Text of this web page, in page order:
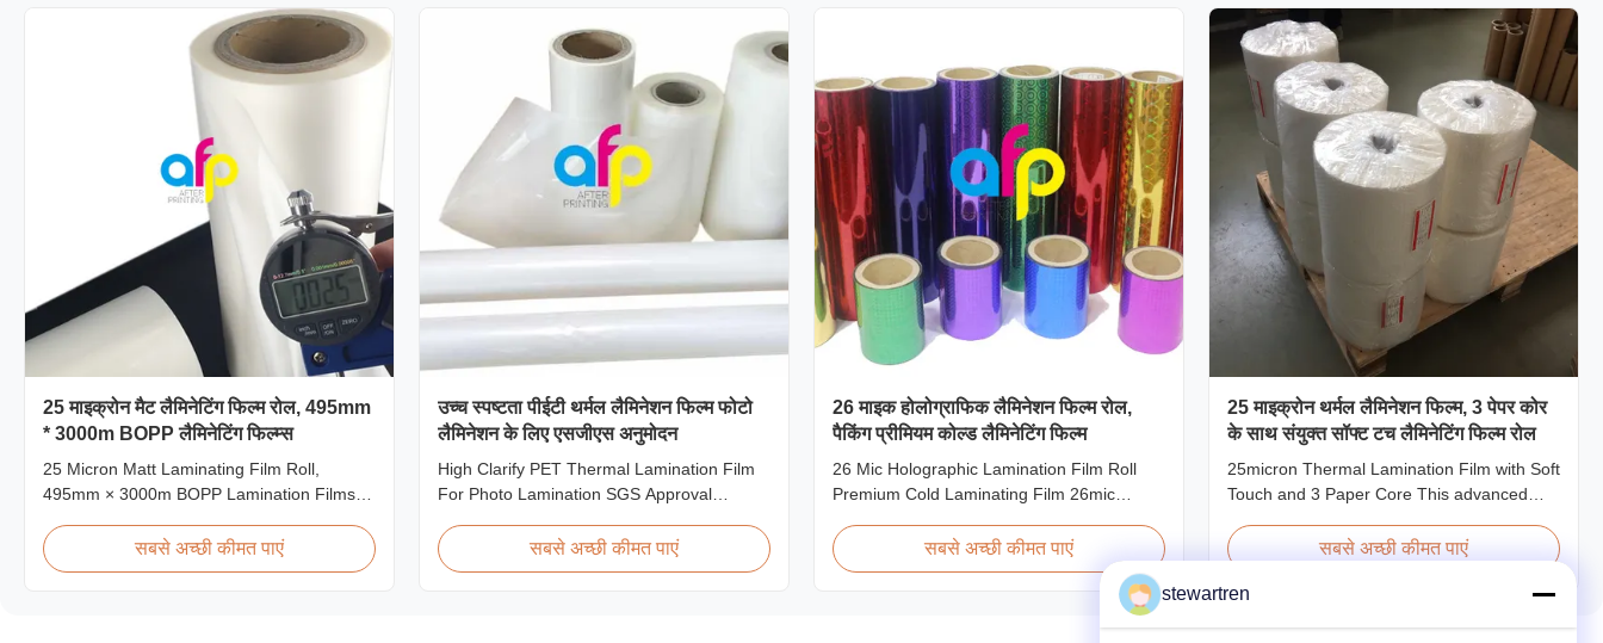
biaxially oriented polypropylene, is the base
film that ...
25 माइक्रोन मैट लैमिनेटिंग फिल्म रोल, 495mm
* 3000m BOPP लैमिनेटिंग फिल्म्स
25 Micron Matt Laminating Film Roll,
495mm × 3000m BOPP Lamination Films
Film, Roll Measured 495mm × 3000m
Product Specifications Specifications AFP-
सबसे अच्छी कीमत पाएं
उच्च स्पष्टता पीईटी थर्मल लैमिनेशन फिल्म फोटो
लैमिनेशन के लिए एसजीएस अनुमोदन
High Clarify PET Thermal Lamination Film
For Photo Lamination SGS Approval
PET thermal lamination film rolls with
thickness ranging from 12 micron to 350
सबसे अच्छी कीमत पाएं
26 माइक होलोग्राफिक लैमिनेशन फिल्म रोल,
पैकिंग प्रीमियम कोल्ड लैमिनेटिंग फिल्म
26 Mic Holographic Lamination Film Roll
Premium Cold Laminating Film 26mic
Film Holographic Thermal Laminating Film
Base Film BOPP PET 18 micron 18 micron
12 micron 15 micron EVA 6 micron EVA 8
सबसे अच्छी कीमत पाएं
25 माइक्रोन थर्मल लैमिनेशन फिल्म, 3 पेपर कोर
के साथ संयुक्त सॉफ्ट टच लैमिनेटिंग फिल्म रोल
25micron Thermal Lamination Film with Soft
Touch and 3 Paper Core This advanced
enhance the appearance, durability, and
high-quality materials with cutting-edge
सबसे अच्छी कीमत पाएं
stewartren